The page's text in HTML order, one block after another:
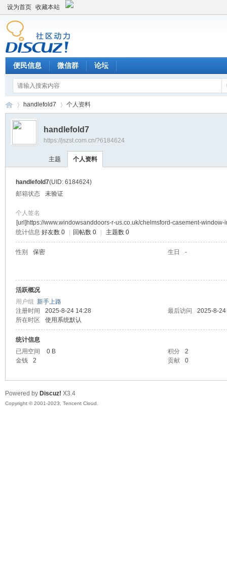
设为首页 收藏本站
便民信息 微信群 论坛
›
handlefold7 个人资料
handlefold7
https://jszst.com.cn/?6184624
主题 个人资料
handlefold7(UID: 6184624)
邮箱状态
未验证
个人签名
[url]https://www.windowsanddoors-r-us.co.uk/chelmsford-casement-window-
统计信息 好友数 0 回帖数 0 主题数 0
性别 保密 生日 -
活跃概况
用户组 新手上路
注册时间
2025-8-24 14:28 最后访问
2025-8-
所在时区
使用系统默认
统计信息
已用空间
0 B 积分
2
金钱
2 贡献 0
Powered by Discuz! X3.4
Copyright © 2001-2023, Tencent Cloud.